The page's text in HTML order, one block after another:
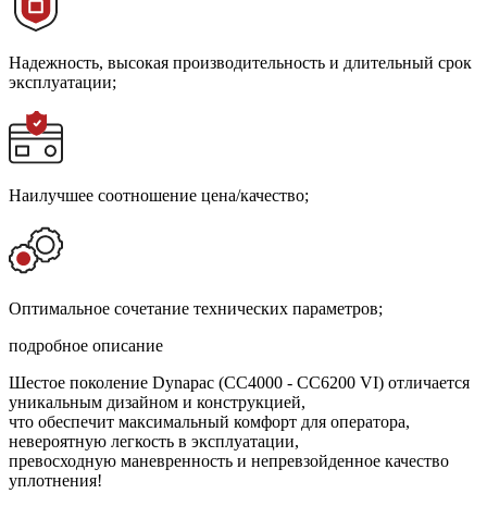
Надежность, высокая производительность и длительный срок
эксплуатации;
Наилучшее соотношение цена/качество;
Оптимальное сочетание технических параметров;
подробное описание
Шестое поколение Dynapac (CC4000 - CC6200 VI) отличается
уникальным дизайном и конструкцией,
что обеспечит максимальный комфорт для оператора,
невероятную легкость в эксплуатации,
превосходную маневренность и непревзойденное качество
уплотнения!